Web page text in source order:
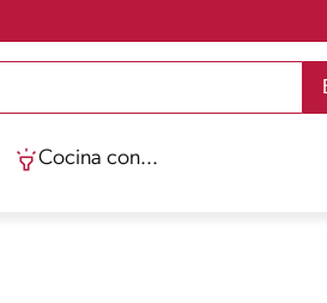
Cocina con...